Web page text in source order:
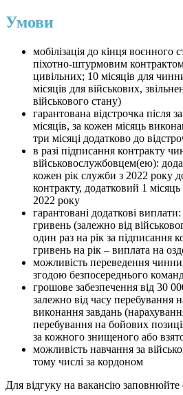
Умови
мобілізація до кінця воєнного
піхотно-штурмовим
цивільних; 10 місяців для
місяців для військових,
військового стану)
гарантована відстрочка після
місяців, за кожен місяць
три місяці додатково до
в разі підписання контракту
військовослужбовцем(ею):
кожен рік служби з 2022 року
контракту, додатковий 1
2022 року
гарантовані додаткові
гривень (залежно від
один раз на рік за підписання
гривень на рік – виплата на
можливість переведення
згодою безпосереднього
грошове забезпечення від 30
залежно від часу перебування
виконання завдань
перебування на бойових
за кожного знищеного або
можливість навчання за
тому числі за кордоном
Для відгуку на вакансію